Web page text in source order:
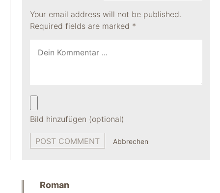
Your email address will not be published.
Required fields are marked *
Bild hinzufügen (optional)
Abbrechen
Roman